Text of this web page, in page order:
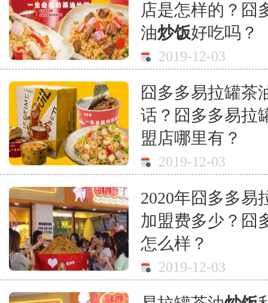
店是怎样的？囧
油炒饭好吃吗？
2019-12-03
囧多多易拉罐茶
话？囧多多易拉
盟店哪里有？
2019-12-03
2020年囧多多易
加盟费多少？囧
怎么样？
2019-12-03